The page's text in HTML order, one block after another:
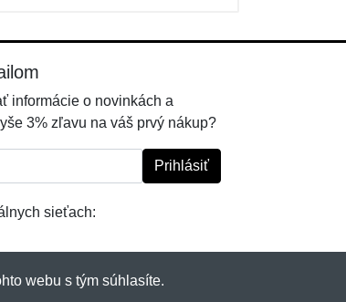
informácie o novinkách a
3% zľavu na váš prvý nákup?
Prihlásiť
sieťach:
webu s tým súhlasíte.